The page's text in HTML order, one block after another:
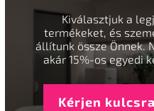
Kiválasztjuk a
termékeket, és
állítunk össze Önnek.
akár 15%-os egyedi
Kérjen